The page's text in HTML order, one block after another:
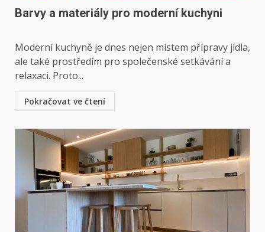
Barvy a materiály pro moderní kuchyni
Moderní kuchyně je dnes nejen místem přípravy jídla,
ale také prostředím pro společenské setkávání a
relaxaci. Proto...
Pokračovat ve čtení